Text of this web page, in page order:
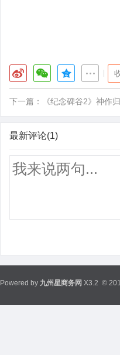
下一篇： 《纪念碑谷2》神作
最新评论(1)
Powered by 九州星商务网 X3.2 ©